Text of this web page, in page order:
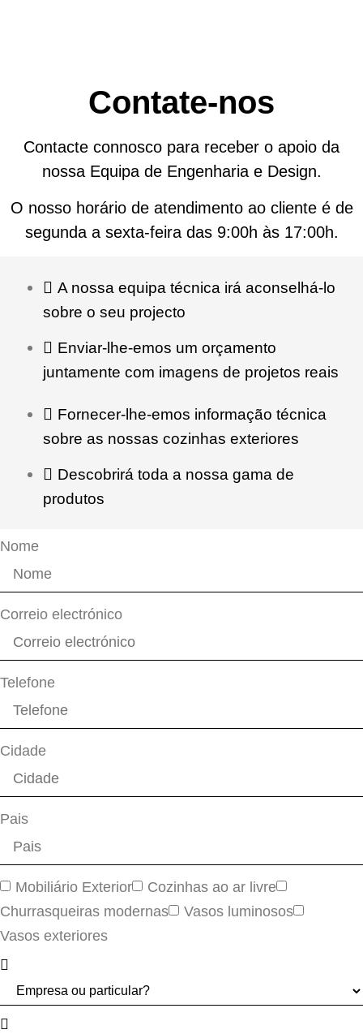
Contate-nos
Contacte connosco para receber o apoio da
nossa Equipa de Engenharia e Design.
O nosso horário de atendimento ao cliente é de
segunda a sexta-feira das 9:00h às 17:00h.
A nossa equipa técnica irá aconselhá-lo
sobre o seu projecto
Enviar-lhe-emos um orçamento
juntamente com imagens de projetos reais
Fornecer-lhe-emos informação técnica
sobre as nossas cozinhas exteriores
Descobrirá toda a nossa gama de
produtos
Nome
Correio electrónico
Telefone
Cidade
Pais
Mobiliário Exterior
Cozinhas ao ar livre
Churrasqueiras modernas
Vasos luminosos
Vasos exteriores